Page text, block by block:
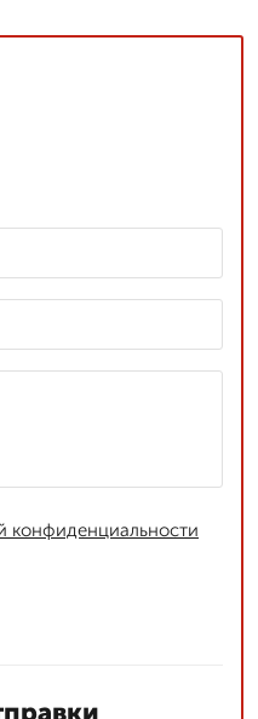
конфиденциальности